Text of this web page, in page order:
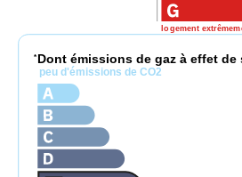
logement
* Dont émissions de gaz à effet de
peu d'émissions de CO2